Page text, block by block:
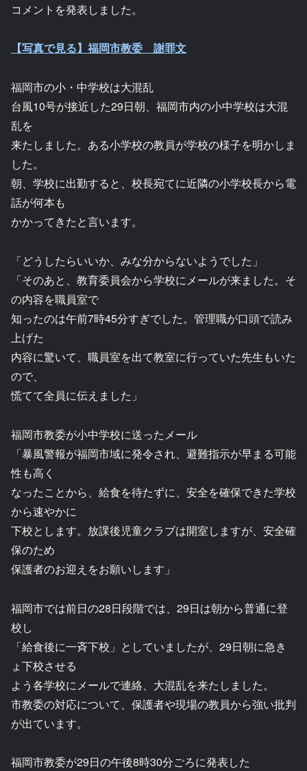
コメントを発表しました。
【写真で見る】福岡市教委 謝罪文
福岡市の小・中学校は大混乱
台風10号が接近した29日朝、福岡市内の小中学校は大混
乱を
来たしました。ある小学校の教員が学校の様子を明かしま
した。
朝、学校に出勤すると、校長宛てに近隣の小学校長から電
話が何本も
かかってきたと言います。
「どうしたらいいか、みな分からないようでした」
「そのあと、教育委員会から学校にメールが来ました。そ
の内容を職員室で
知ったのは午前7時45分すぎでした。管理職が口頭で読み
上げた
内容に驚いて、職員室を出て教室に行っていた先生もいた
ので、
慌てて全員に伝えました」
福岡市教委が小中学校に送ったメール
「暴風警報が福岡市域に発令され、避難指示が早まる可能
性も高く
なったことから、給食を待たずに、安全を確保できた学校
から速やかに
下校とします。放課後児童クラブは開室しますが、安全確
保のため
保護者のお迎えをお願いします」
福岡市では前日の28日段階では、29日は朝から普通に登
校し
「給食後に一斉下校」としていましたが、29日朝に急き
ょ下校させる
よう各学校にメールで連絡、大混乱を来たしました。
市教委の対応について、保護者や現場の教員から強い批判
が出ています。
福岡市教委が29日の午後8時30分ごろに発表した